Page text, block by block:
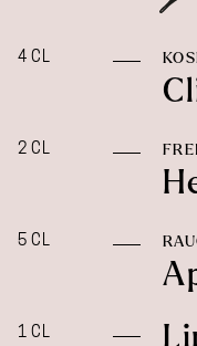
4 CL
2 CL
5 CL
1 CL